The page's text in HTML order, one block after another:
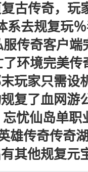
古传奇，玩
系去规复玩
传奇客户端
环境完美传
玩家只需设
复了血网游
忧仙岛单
雄传奇传奇
其他规复元